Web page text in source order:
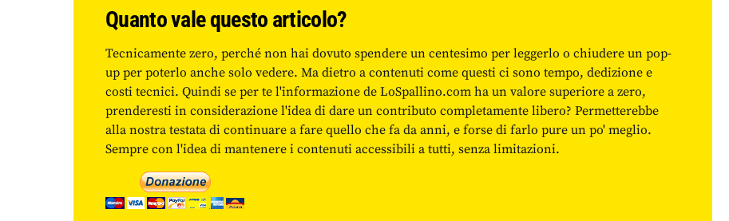
Quanto vale questo articolo?
Tecnicamente zero, perché non hai dovuto spendere un centesimo per leggerlo o chiudere un pop-
up per poterlo anche solo vedere. Ma dietro a contenuti come questi ci sono tempo, dedizione e
costi tecnici. Quindi se per te l'informazione de LoSpallino.com ha un valore superiore a zero,
prenderesti in considerazione l'idea di dare un contributo completamente libero? Permetterebbe
alla nostra testata di continuare a fare quello che fa da anni, e forse di farlo pure un po' meglio.
Sempre con l'idea di mantenere i contenuti accessibili a tutti, senza limitazioni.